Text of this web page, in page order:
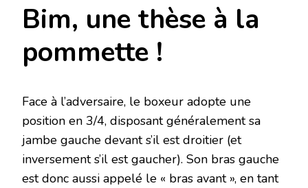
Bim, une thèse à la
pommette !
Face à l’adversaire, le boxeur adopte une
position en 3/4, disposant généralement sa
jambe gauche devant s’il est droitier (et
inversement s’il est gaucher). Son bras gauche
est donc aussi appelé le « bras avant », en tant